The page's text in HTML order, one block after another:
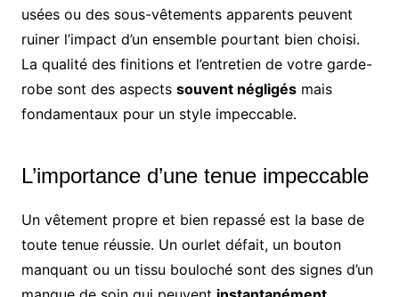
usées ou des sous-vêtements apparents peuvent
ruiner l’impact d’un ensemble pourtant bien choisi.
La qualité des finitions et l’entretien de votre garde-
robe sont des aspects souvent négligésmais
fondamentaux pour un style impeccable.
L’importance d’une tenue impeccable
Un vêtement propre et bien repassé est la base de
toute tenue réussie. Un ourlet défait, un bouton
manquant ou un tissu bouloché sont des signes d’un